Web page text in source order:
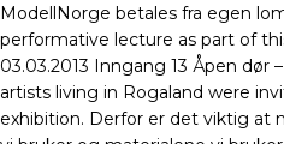
ModellNorge betales fra egen
performative lecture as part of
03.03.2013 Inngang 13 Åpen dør
artists living in Rogaland were
exhibition. Derfor er det viktig at